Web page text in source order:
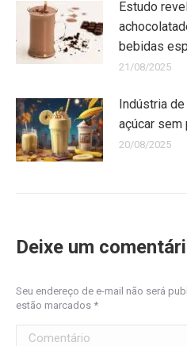
Estudo
bebidas
21/08/2025
Indústria
açúcar sem
20/08/2025
Deixe um
Seu endereço de e-mail não será
estão marcados *
Comentário